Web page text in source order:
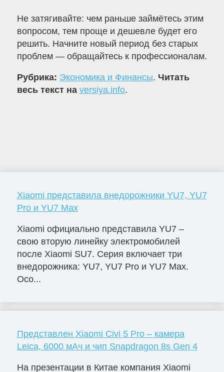
Не затягивайте: чем раньше займётесь этим
вопросом, тем проще и дешевле будет его
решить. Начните новый период без старых
проблем — обращайтесь к профессионалам.
Рубрика: Экономика и Финансы. Читать
весь текст на versiya.info.
Xiaomi представила внедорожники YU7, YU7
Pro и YU7 Max
Xiaomi официально представила YU7 –
свою вторую линейку электромобилей
после Xiaomi SU7. Серия включает три
внедорожника: YU7, YU7 Pro и YU7 Max.
Осо...
Представлен Xiaomi Civi 5 Pro – камера
Leica, 6000 мАч и чип Snapdragon 8s Gen 4
На презентации в Китае компания Xiaomi